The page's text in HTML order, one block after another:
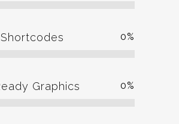
0%
Graphics 0%